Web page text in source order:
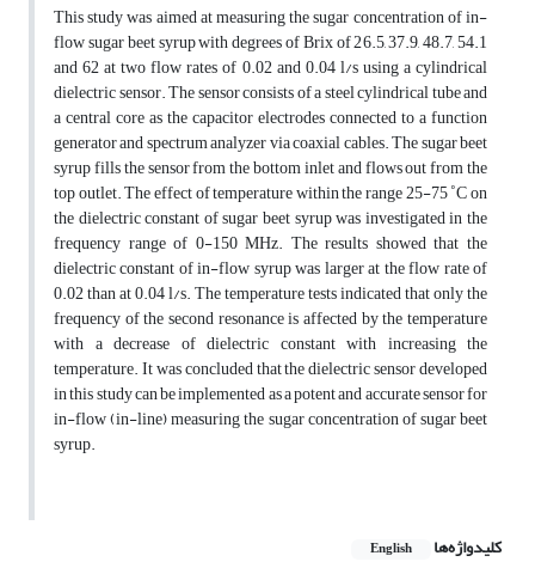
This study was aimed at measuring the sugar concentration of in-
flow sugar beet syrup with degrees of Brix of 26.5, 37.9, 48.7, 54.1
and 62 at two flow rates of 0.02 and 0.04 l/s using a cylindrical
dielectric sensor. The sensor consists of a steel cylindrical tube and
a central core as the capacitor electrodes connected to a function
generator and spectrum analyzer via coaxial cables. The sugar beet
syrup fills the sensor from the bottom inlet and flows out from the
top outlet. The effect of temperature within the range 25-75 ˚C on
the dielectric constant of sugar beet syrup was investigated in the
frequency range of 0-150 MHz. The results showed that the
dielectric constant of in-flow syrup was larger at the flow rate of
0.02 than at 0.04 l/s. The temperature tests indicated that only the
frequency of the second resonance is affected by the temperature
with a decrease of dielectric constant with increasing the
temperature. It was concluded that the dielectric sensor developed
in this study can be implemented as a potent and accurate sensor for
in-flow (in-line) measuring the sugar concentration of sugar beet
syrup.
کلیدواژه‌ها English